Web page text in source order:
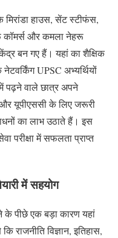
मिरांडा हाउस, सेंट स्टीफंस,
कॉमर्स और कमला नेहरू
बन गए हैं। यहां का शैक्षिक
UPSC अभ्यर्थियों
पढ़ने वाले छात्र अपने
यूपीएससी के लिए जरूरी
का लाभ उठाते हैं। इस
परीक्षा में सफलता प्राप्त
में सहयोग
के पीछे एक बड़ा कारण यहां
राजनीति विज्ञान, इतिहास,